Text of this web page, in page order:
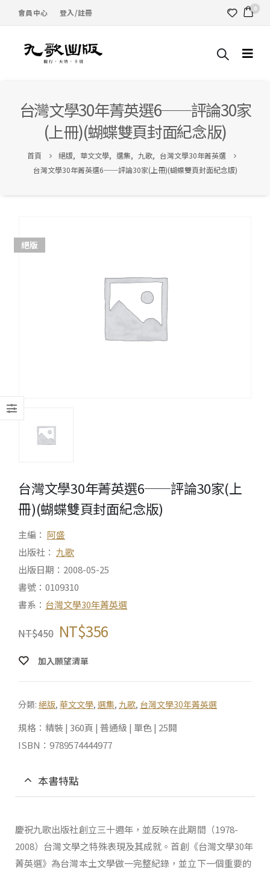
會員中心 登入/註冊 0
台灣文學30年菁英選6──評論30家
(上冊)(蝴蝶雙頁封面紀念版)
首頁 絕版, 華文文學, 選集, 九歌, 台灣文學30年菁英選
台灣文學30年菁英選6──評論30家(上冊)(蝴蝶雙頁封面紀念版)
絕版
台灣文學30年菁英選6──評論30家(上
冊)(蝴蝶雙頁封面紀念版)
主編： 阿盛
出版社： 九歌
出版日期：2008-05-25
書號：0109310
書系： 台灣文學30年菁英選
NT$450 NT$356
加入願望清單
分類: 絕版, 華文文學, 選集, 九歌, 台灣文學30年菁英選
規格：精裝 | 360頁 | 普通級 | 單色 | 25開
ISBN：9789574444977
本書特點
慶祝九歌出版社創立三十週年，並反映在此期間（1978-
2008）台灣文學之特殊表現及其成就。首創《台灣文學30年
菁英選》為台灣本土文學做一完整紀錄，並立下一個重要的